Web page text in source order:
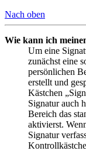
Nach oben
Wie kann ich
Um eine
zunächst eine
persönlichen
erstellt und
Kästchen
Signatur auch
Bereich das
aktivierst.
Signatur